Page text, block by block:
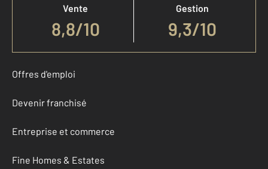
Vente
8,8/10
Gestion
9,3/10
Offres d'emploi
Devenir franchisé
Entreprise et commerce
Fine Homes & Estates